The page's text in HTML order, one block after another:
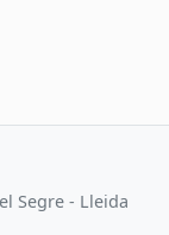
Segre - Lleida